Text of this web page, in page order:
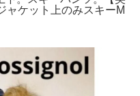
ャケット上のみスキーM